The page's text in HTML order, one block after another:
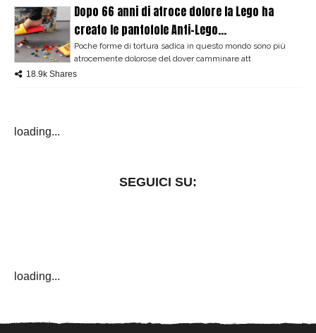
Dopo 66 anni di atroce dolore la Lego ha
creato le pantofole Anti-Lego...
Poche forme di tortura sadica in questo mondo sono più
atrocemente dolorose del dover camminare att
18.9k Shares
loading...
SEGUICI SU:
loading...